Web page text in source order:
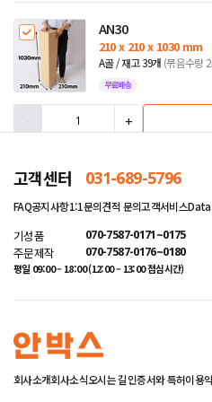
AN30
210 x 210 x 1030 mm
A골 / 재고 39개 (묶음수량
무료배송
-
+
고객센터 031-689-5796
FAQ공지사항1:1문의견적 문의고객서비스Data
기성품 070-7587-0171~0175
주문제작 070-7587-0176~0180
평일 09:00 – 18:00 (12:00 – 13:00 점심시간)
회사소개회사소식오시는 길인증서와 특허이용